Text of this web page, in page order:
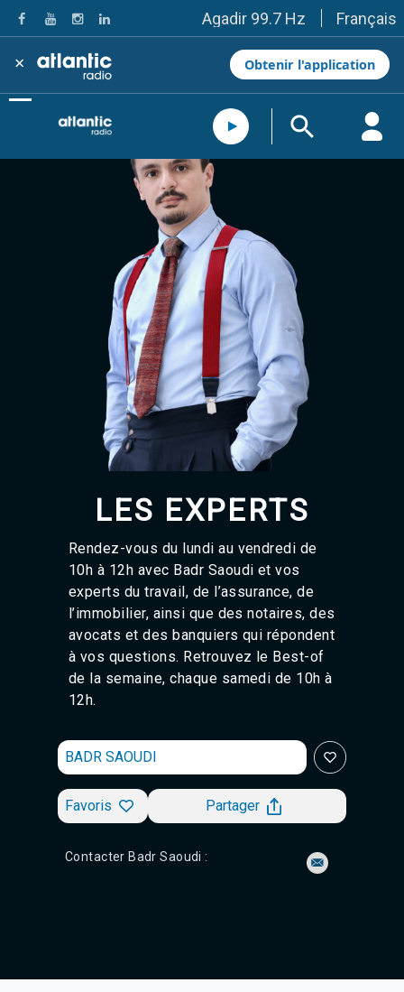
Agadir 99.7 Hz
Tanger 103.3 Hz
Tétouan 87.8 Hz
Fès 98.8 Hz
Meknès 97.2 Hz
El Jadida 97.3
Settat 104,6
Essaouira 96.6
Taounate 95.6
Tiznit 103.1
SkhourRhamna 92.2
Taroudant 104.9
Guelmim 91.9
Tan-Tan 95.2
Tafraout 104.9
Casablanca 92.5 Hz
Rabat, Salé 106.9 Hz
Marrakech 90.5 Hz
Agadir 99.7 Hz
Tanger 103.3 Hz
Tétouan 87.8 Hz
Fès 98.8 Hz
El Jadida 97.3
Chefchaouen 106.4
Essaouira 96.6
Safi 92.3
Taza 103.0
Taounate 95.6
Tiznit 103.1
SkhourRhamna 92.2
Taroudant 104.9
Tafraout 104.9
Français
× Obtenir l'application
LES EXPERTS
Rendez-vous du lundi au vendredi de
10h à 12h avec Badr Saoudi et vos
experts du travail, de l’assurance, de
l’immobilier, ainsi que des notaires, des
avocats et des banquiers qui répondent
à vos questions. Retrouvez le Best-of
de la semaine, chaque samedi de 10h à
12h.
BADR SAOUDI
Favoris Partager
Contacter Badr Saoudi :